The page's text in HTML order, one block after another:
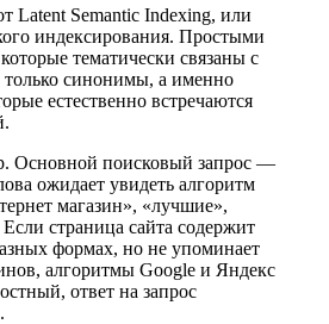
Latent Semantic Indexing, или
индексирования. Простыми
тематически связаны с
синонимы, а именно
естественно встречаются
Основной поисковый запрос —
ожидает увидеть алгоритм
магазин», «лучшие»,
страница сайта содержит
формах, но не упоминает
алгоритмы Google и Яндекс
ответ на запрос